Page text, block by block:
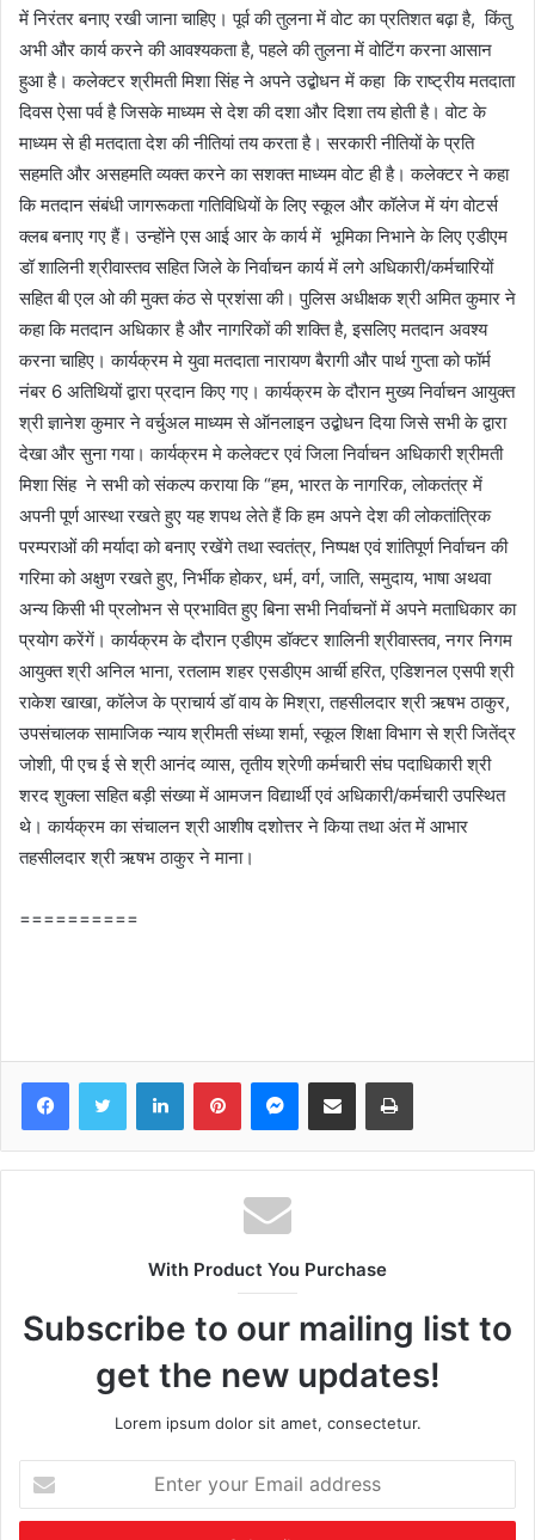
में निरंतर बनाए रखी जाना चाहिए। पूर्व की तुलना में वोट का प्रतिशत बढ़ा है, किंतु
अभी और कार्य करने की आवश्यकता है, पहले की तुलना में वोटिंग करना आसान
हुआ है। कलेक्टर श्रीमती मिशा सिंह ने अपने उद्बोधन में कहा कि राष्ट्रीय मतदाता
दिवस ऐसा पर्व है जिसके माध्यम से देश की दशा और दिशा तय होती है। वोट के
माध्यम से ही मतदाता देश की नीतियां तय करता है। सरकारी नीतियों के प्रति
सहमति और असहमति व्यक्त करने का सशक्त माध्यम वोट ही है। कलेक्टर ने कहा
कि मतदान संबंधी जागरूकता गतिविधियों के लिए स्कूल और कॉलेज में यंग वोटर्स
क्लब बनाए गए हैं। उन्होंने एस आई आर के कार्य में भूमिका निभाने के लिए एडीएम
डॉ शालिनी श्रीवास्तव सहित जिले के निर्वाचन कार्य में लगे अधिकारी/कर्मचारियों
सहित बी एल ओ की मुक्त कंठ से प्रशंसा की। पुलिस अधीक्षक श्री अमित कुमार ने
कहा कि मतदान अधिकार है और नागरिकों की शक्ति है, इसलिए मतदान अवश्य
करना चाहिए। कार्यक्रम मे युवा मतदाता नारायण बैरागी और पार्थ गुप्ता को फॉर्म
नंबर 6 अतिथियों द्वारा प्रदान किए गए। कार्यक्रम के दौरान मुख्य निर्वाचन आयुक्त
श्री ज्ञानेश कुमार ने वर्चुअल माध्यम से ऑनलाइन उद्बोधन दिया जिसे सभी के द्वारा
देखा और सुना गया। कार्यक्रम मे कलेक्टर एवं जिला निर्वाचन अधिकारी श्रीमती
मिशा सिंह ने सभी को संकल्प कराया कि “हम, भारत के नागरिक, लोकतंत्र में
अपनी पूर्ण आस्था रखते हुए यह शपथ लेते हैं कि हम अपने देश की लोकतांत्रिक
परम्पराओं की मर्यादा को बनाए रखेंगे तथा स्वतंत्र, निष्पक्ष एवं शांतिपूर्ण निर्वाचन की
गरिमा को अक्षुण रखते हुए, निर्भीक होकर, धर्म, वर्ग, जाति, समुदाय, भाषा अथवा
अन्य किसी भी प्रलोभन से प्रभावित हुए बिना सभी निर्वाचनों में अपने मताधिकार का
प्रयोग करेंगें। कार्यक्रम के दौरान एडीएम डॉक्टर शालिनी श्रीवास्तव, नगर निगम
आयुक्त श्री अनिल भाना, रतलाम शहर एसडीएम आर्ची हरित, एडिशनल एसपी श्री
राकेश खाखा, कॉलेज के प्राचार्य डॉ वाय के मिश्रा, तहसीलदार श्री ऋषभ ठाकुर,
उपसंचालक सामाजिक न्याय श्रीमती संध्या शर्मा, स्कूल शिक्षा विभाग से श्री जितेंद्र
जोशी, पी एच ई से श्री आनंद व्यास, तृतीय श्रेणी कर्मचारी संघ पदाधिकारी श्री
शरद शुक्ला सहित बड़ी संख्या में आमजन विद्यार्थी एवं अधिकारी/कर्मचारी उपस्थित
थे। कार्यक्रम का संचालन श्री आशीष दशोत्तर ने किया तथा अंत में आभार
तहसीलदार श्री ऋषभ ठाकुर ने माना।
==========
FacebookTwitter LinkedInPinterestMessenger
Share via Email Print
With Product You Purchase
Subscribe to our mailing list to
get the new updates!
Lorem ipsum dolor sit amet, consectetur.
your
Email